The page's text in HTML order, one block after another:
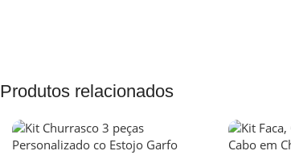
Produtos relacionados